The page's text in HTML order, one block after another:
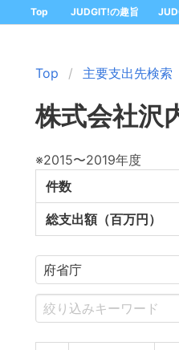
Top JUDGIT!の趣旨
Top 主要支出先検索
株式会社沢
※2015〜2019年度
件数
総支出額（百万円）